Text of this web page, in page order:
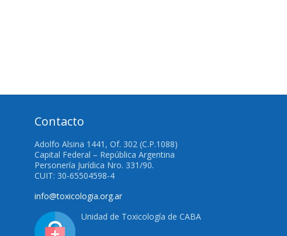
Contacto
Adolfo Alsina 1441, Of. 302 (C.P.1088)
Capital Federal – República Argentina
Personería Jurídica Nro. 331/90.
CUIT: 30-65504598-4
info@toxicologia.org.ar
Unidad de Toxicología de CABA